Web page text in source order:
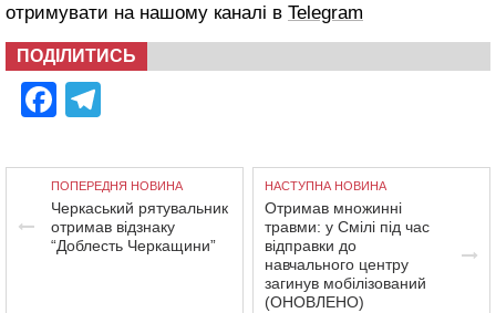
отримувати на нашому каналі в Telegram
ПОДІЛИТИСЬ
Facebook
ПОПЕРЕДНЯ НОВИНА
Черкаський рятувальник
отримав відзнаку
“Доблесть Черкащини”
НАСТУПНА НОВИНА
Отримав множинні
травми: у Смілі під час
відправки до
навчального центру
загинув мобілізований
(ОНОВЛЕНО)